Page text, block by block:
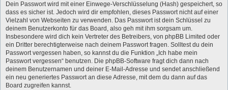
Dein Passwort wird mit einer Einwege-Verschlüsselung (Hash) gespeichert, so
dass es sicher ist. Jedoch wird dir empfohlen, dieses Passwort nicht auf einer
Vielzahl von Webseiten zu verwenden. Das Passwort ist dein Schlüssel zu
deinem Benutzerkonto für das Board, also geh mit ihm sorgsam um.
Insbesondere wird dich kein Vertreter des Betreibers, von phpBB Limited oder
ein Dritter berechtigterweise nach deinem Passwort fragen. Solltest du dein
Passwort vergessen haben, so kannst du die Funktion „Ich habe mein
Passwort vergessen“ benutzen. Die phpBB-Software fragt dich dann nach
deinem Benutzernamen und deiner E-Mail-Adresse und sendet anschließend
ein neu generiertes Passwort an diese Adresse, mit dem du dann auf das
Board zugreifen kannst.